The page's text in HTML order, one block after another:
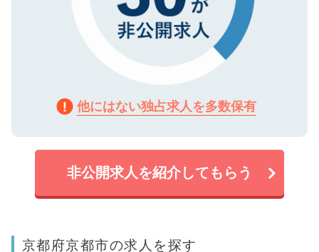
他にはない独占求人を多数保有
非公開求人を紹介してもらう
京都府京都市の求人を探す